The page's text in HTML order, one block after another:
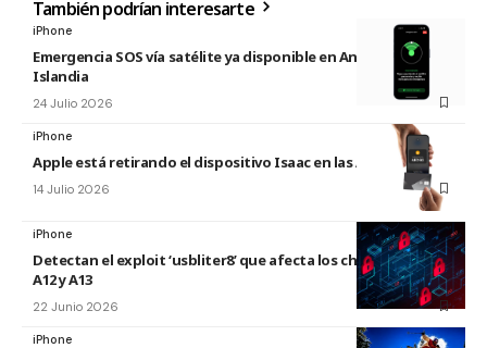
También podrían interesarte
iPhone
Emergencia SOS vía satélite ya disponible en Andorra e
Islandia
24 Julio 2026
iPhone
Apple está retirando el dispositivo Isaac en las Apple Store
14 Julio 2026
iPhone
Detectan el exploit ‘usbliter8’ que afecta los chips de Apple
A12 y A13
22 Junio 2026
iPhone